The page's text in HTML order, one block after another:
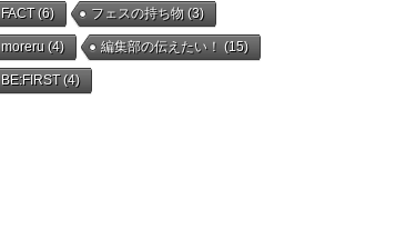
FACT(6) フェスの持ち物(3)
moreru (4) 編集部の伝えたい！ (15)
BE:FIRST(4)